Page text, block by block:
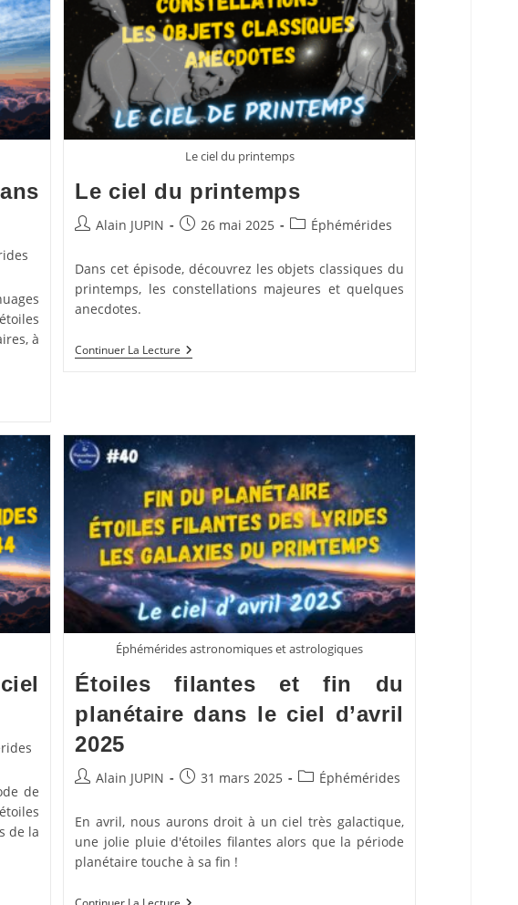
à
Le ciel du printemps
Le ciel du printemps
Auteur/autrice
la
publication :
Alain JUPIN
Publication
26 mai 2025
PostÉphémérides
Dans cet épisode, découvrez les objets classiques du
printemps, les constellations majeures et quelques
anecdotes.
Continuer La Lecture Le
Ciel
de
de la
Éphémérides astronomiques et astrologiques
Étoiles filantes et fin du
planétaire dans le ciel d’avril
2025
Auteur/autrice
la
publication :
Alain JUPIN
Publication
31 mars 2025
PostÉphémérides
En avril, nous aurons droit à un ciel très galactique,
une jolie pluie d'étoiles filantes alors que la période
planétaire touche à sa fin !